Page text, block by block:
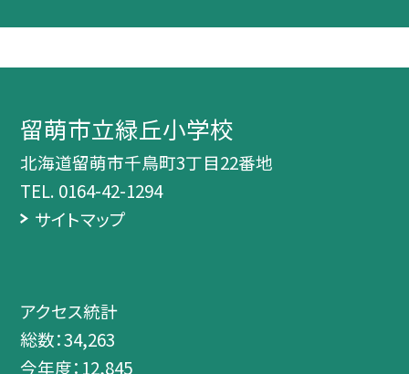
留萌市立緑丘小学校
北海道留萌市千鳥町3丁目22番地
TEL. 0164-42-1294
サイトマップ
アクセス統計
総数：34,263
今年度： 12,845